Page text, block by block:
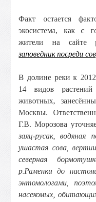
Факт остается
экосистема, как с
жители на сайте
заповедник посреди
В долине реки к
14 видов
животных,
Москвы.
Г.В. Морозова
заяц-русак, водяная
ушастая сова,
северная
р.Раменки до
энтомологами,
насекомых,